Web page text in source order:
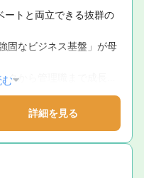
トと両立できる抜群の
固なビジネス基盤」が母
クから管理職まで成長を
ジの変化に寄り添う手
職活動をしなくていい
詳細を見る